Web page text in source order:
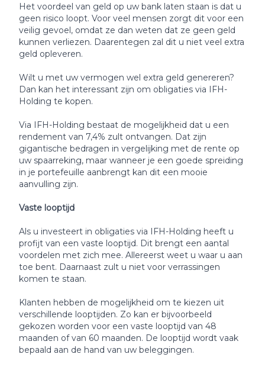
Het voordeel van geld op uw bank laten staan is dat u
geen risico loopt. Voor veel mensen zorgt dit voor een
veilig gevoel, omdat ze dan weten dat ze geen geld
kunnen verliezen. Daarentegen zal dit u niet veel extra
geld opleveren.
Wilt u met uw vermogen wel extra geld genereren?
Dan kan het interessant zijn om obligaties via IFH-
Holding te kopen.
Via IFH-Holding bestaat de mogelijkheid dat u een
rendement van 7,4% zult ontvangen. Dat zijn
gigantische bedragen in vergelijking met de rente op
uw spaarreking, maar wanneer je een goede spreiding
in je portefeuille aanbrengt kan dit een mooie
aanvulling zijn.
Vaste looptijd
Als u investeert in obligaties via IFH-Holding heeft u
profijt van een vaste looptijd. Dit brengt een aantal
voordelen met zich mee. Allereerst weet u waar u aan
toe bent. Daarnaast zult u niet voor verrassingen
komen te staan.
Klanten hebben de mogelijkheid om te kiezen uit
verschillende looptijden. Zo kan er bijvoorbeeld
gekozen worden voor een vaste looptijd van 48
maanden of van 60 maanden. De looptijd wordt vaak
bepaald aan de hand van uw beleggingen.